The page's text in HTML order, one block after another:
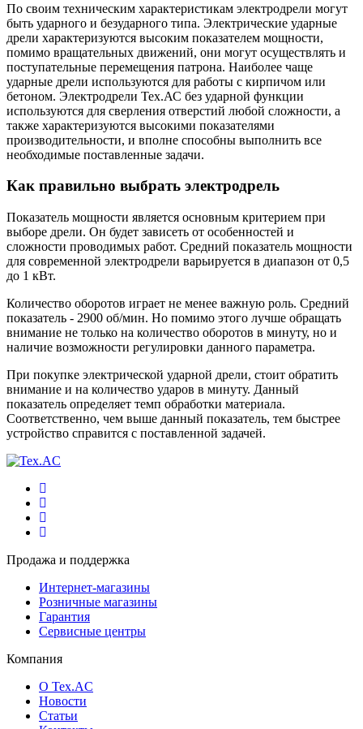
По своим техническим характеристикам электродрели могут
быть ударного и безударного типа. Электрические ударные
дрели характеризуются высоким показателем мощности,
помимо вращательных движений, они могут осуществлять и
поступательные перемещения патрона. Наиболее чаще
ударные дрели используются для работы с кирпичом или
бетоном. Электродрели Тех.АС без ударной функции
используются для сверления отверстий любой сложности, а
также характеризуются высокими показателями
производительности, и вполне способны выполнить все
необходимые поставленные задачи.
Как правильно выбрать электродрель
Показатель мощности является основным критерием при
выборе дрели. Он будет зависеть от особенностей и
сложности проводимых работ. Средний показатель мощности
для современной электродрели варьируется в диапазон от 0,5
до 1 кВт.
Количество оборотов играет не менее важную роль. Средний
показатель - 2900 об/мин. Но помимо этого лучше обращать
внимание не только на количество оборотов в минуту, но и
наличие возможности регулировки данного параметра.
При покупке электрической ударной дрели, стоит обратить
внимание и на количество ударов в минуту. Данный
показатель определяет темп обработки материала.
Соответственно, чем выше данный показатель, тем быстрее
устройство справится с поставленной задачей.
Продажа и поддержка
Интернет-магазины
Розничные магазины
Гарантия
Сервисные центры
Компания
О Tex.AC
Новости
Статьи